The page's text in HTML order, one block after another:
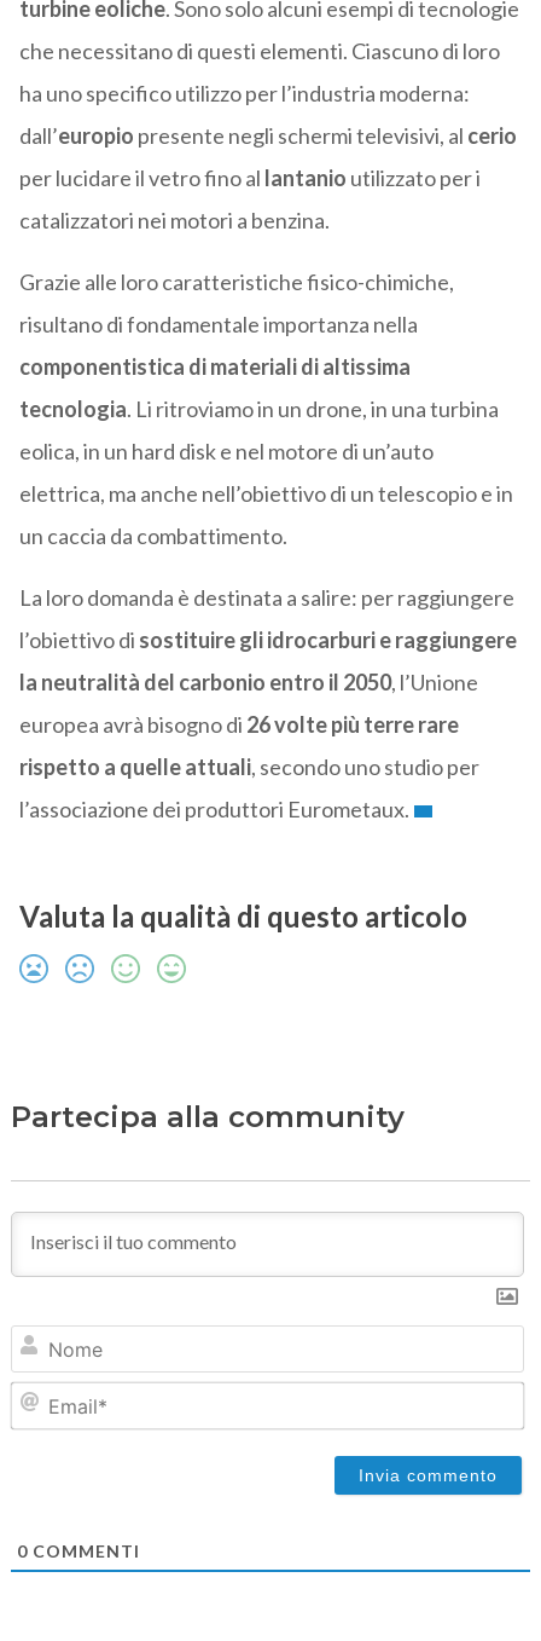
turbine eoliche. Sono solo alcuni esempi di tecnologie
che necessitano di questi elementi. Ciascuno di loro
ha uno specifico utilizzo per l’industria moderna:
dall’europio presente negli schermi televisivi, al cerio
per lucidare il vetro fino al lantanio utilizzato per i
catalizzatori nei motori a benzina.
Grazie alle loro caratteristiche fisico-chimiche,
risultano di fondamentale importanza nella
componentistica di materiali di altissima
tecnologia. Li ritroviamo in un drone, in una turbina
eolica, in un hard disk e nel motore di un’auto
elettrica, ma anche nell’obiettivo di un telescopio e in
un caccia da combattimento.
La loro domanda è destinata a salire: per raggiungere
l’obiettivo di sostituire gli idrocarburi e raggiungere
la neutralità del carbonio entro il 2050, l’Unione
europea avrà bisogno di 26 volte più terre rare
rispetto a quelle attuali, secondo uno studio per
l’associazione dei produttori Eurometaux.
Valuta la qualità di questo articolo
Partecipa alla community
0COMMENTI